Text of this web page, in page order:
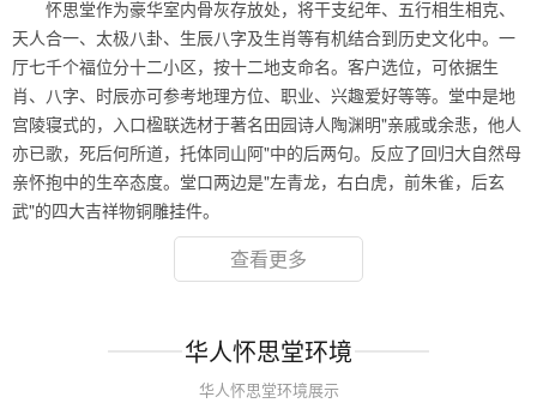
怀思堂作为豪华室内骨灰存放处，将干支纪年、五行相生相克、
天人合一、太极八卦、生辰八字及生肖等有机结合到历史文化中。一
厅七千个福位分十二小区，按十二地支命名。客户选位，可依据生
肖、八字、时辰亦可参考地理方位、职业、兴趣爱好等等。堂中是地
宫陵寝式的，入口楹联选材于著名田园诗人陶渊明"亲戚或余悲，他人
亦已歌，死后何所道，托体同山阿"中的后两句。反应了回归大自然母
亲怀抱中的生卒态度。堂口两边是"左青龙，右白虎，前朱雀，后玄
武"的四大吉祥物铜雕挂件。
查看更多
华人怀思堂环境
华人怀思堂环境展示